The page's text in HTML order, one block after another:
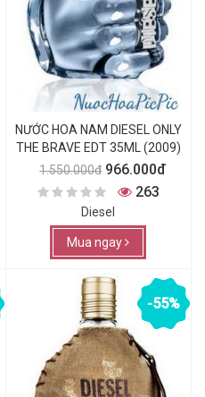
NƯỚC HOA NAM DIESEL ONLY
THE BRAVE EDT 35ML (2009)
1.550.000đ 966.000đ
263
Diesel
Mua ngay
-55%